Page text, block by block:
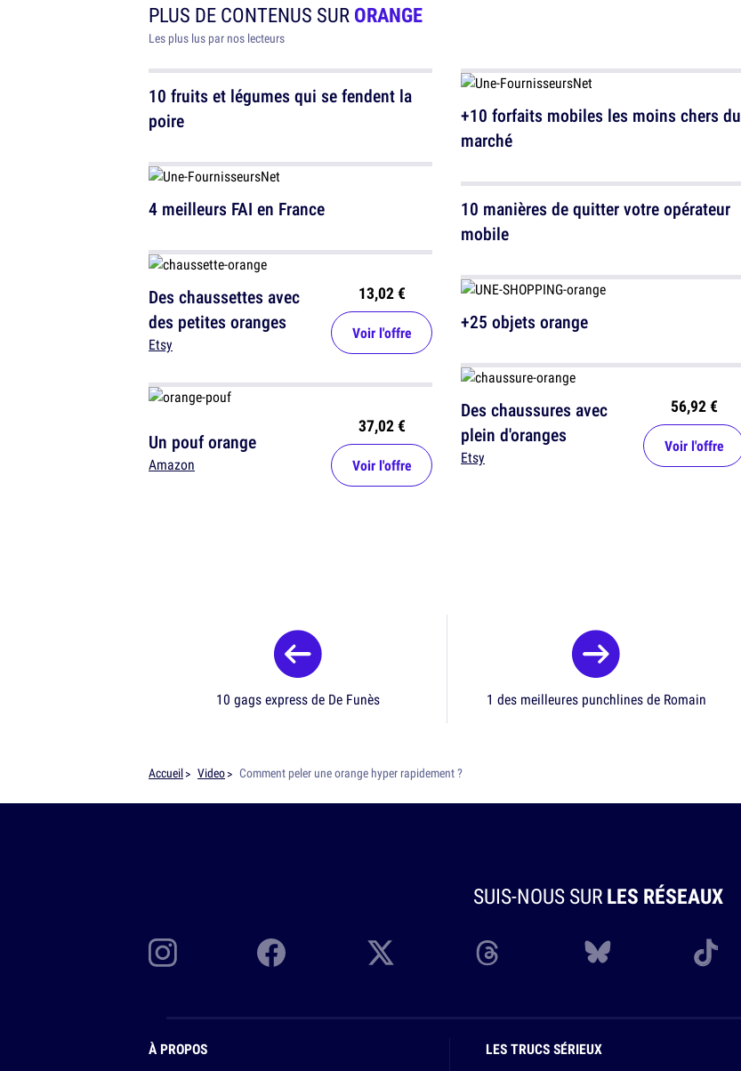
PLUS DE CONTENUS SURORANGE
Les plus lus par nos lecteurs
10 fruits et légumes qui se fendent la
poire
4 meilleurs FAI en France
Des chaussettes avec
des petites oranges
Etsy
13,02 €
Voir l'offre
Un pouf orange
Amazon
37,02 €
Voir l'offre
+10 forfaits mobiles les moins chers du
marché
10 manières de quitter votre opérateur
mobile
+25 objets orange
Des chaussures avec
plein d'oranges
Etsy
56,92 €
Voir l'offre
10 gags express de De Funès 1 des meilleures punchlines de Romain
Accueil Video Comment peler une orange hyper rapidement ?
SUIS-NOUS SURLES RÉSEAUX
À PROPOS LES TRUCS SÉRIEUX